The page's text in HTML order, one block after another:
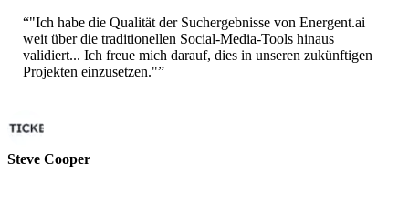
“"Ich habe die Qualität der Suchergebnisse von Energent.ai
weit über die traditionellen Social-Media-Tools hinaus
validiert... Ich freue mich darauf, dies in unseren zukünftigen
Projekten einzusetzen."”
Steve Cooper